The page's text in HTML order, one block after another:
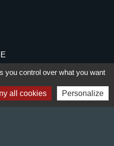
you control over what you want
all cookies Personalize